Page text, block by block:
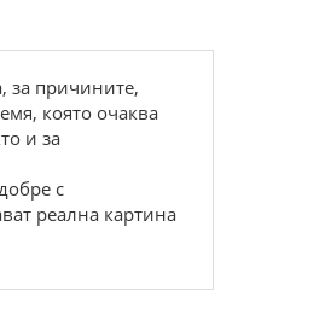
за причините,
която очаква
и за
с
реална картина